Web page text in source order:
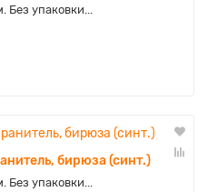
Без упаковки...
бирюза (синт.)
Без упаковки...